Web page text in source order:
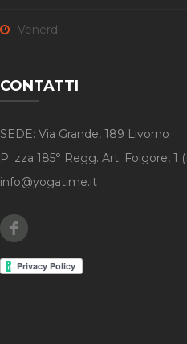
Venerdi
CONTATTI
SEDE: Via Grande, 189 Livorno
P. zza 185° Regg. Art. Folgore, 1
info@yogatime.it